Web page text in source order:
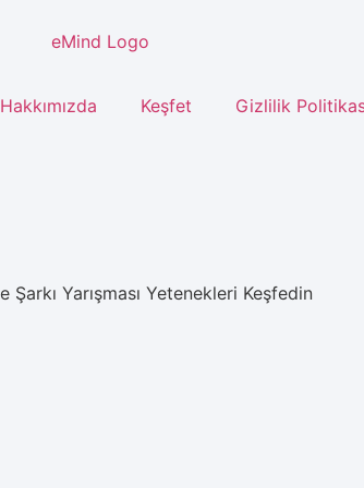
Hakkımızda Keşfet Gizlilik